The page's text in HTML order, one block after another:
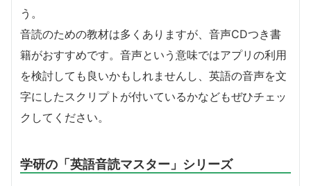
う。
音読のための教材は多くありますが、音声CDつき書
籍がおすすめです。音声という意味ではアプリの利用
を検討しても良いかもしれませんし、英語の音声を文
字にしたスクリプトが付いているかなどもぜひチェッ
クしてください。
学研の「英語音読マスター」シリーズ